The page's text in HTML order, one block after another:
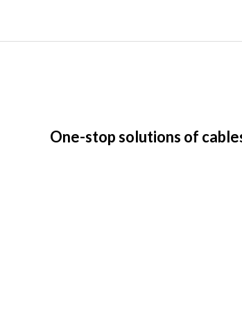
One-stop solutions of